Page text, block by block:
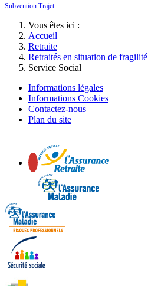
Subvention Trajet
Vous êtes ici :
Accueil
Retraite
Retraités en situation de fragilité
Service Social
Informations légales
Informations Cookies
Contactez-nous
Plan du site